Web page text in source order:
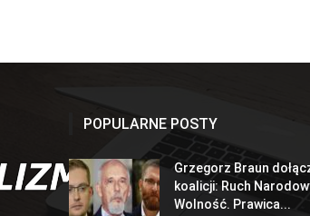
POPULARNE POSTY
Grzegorz Braun
koalicji: Ruch
Wolność. Prawica...